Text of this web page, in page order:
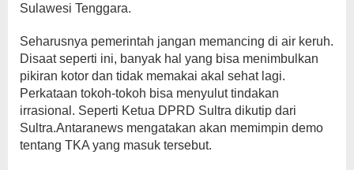
Sulawesi Tenggara.
Seharusnya pemerintah jangan memancing di air keruh.
Disaat seperti ini, banyak hal yang bisa menimbulkan
pikiran kotor dan tidak memakai akal sehat lagi.
Perkataan tokoh-tokoh bisa menyulut tindakan
irrasional. Seperti Ketua DPRD Sultra dikutip dari
Sultra.Antaranews mengatakan akan memimpin demo
tentang TKA yang masuk tersebut.